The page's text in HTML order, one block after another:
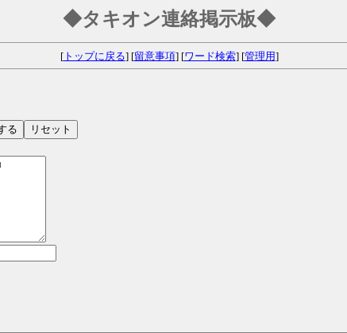
◆タキオン連絡掲示板◆
[トップに戻る] [留意事項] [ワード検索] [管理用]